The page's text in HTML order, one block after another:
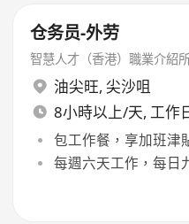
仓务员-外劳
智慧人才（香港）職業介紹
油尖旺, 尖沙咀
8小時以上/天, 工作
包工作餐，享加班津
每週六天工作，每日